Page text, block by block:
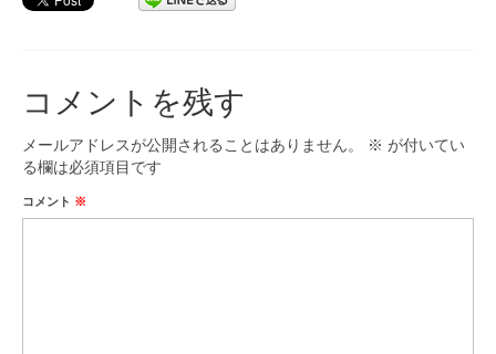
コメントを残す
メールアドレスが公開されることはありません。 ※ が付いてい
る欄は必須項目です
コメント ※